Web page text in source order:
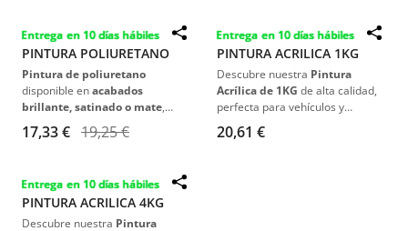
combinación con Barniz LACA
ANTISCRATCH HSpara un brillo
excepcional.
acabados: brillante, satinado y
mate. Ideal para aplicaciones
industriales y automotrices.
Destacado
Entrega en 10 días hábiles
PINTURA POLIURETANO
Pintura de poliuretano
disponible enacabados
brillante, satinado o mate,
perfecta para uso industrial y
automotriz, resiste agentes
resultados óptimos, es esencial
utilizar nuestra pintura siguiendo
una mezcla precisa:combina 4
17,33 € 19,25 €
Destacado
Entrega en 10 días hábiles
PINTURA ACRILICA 1KG
Descubre nuestra Pintura
Acrílica de 1KG de alta calidad,
perfecta para vehículos y
carrocerías industriales. Con una
fórmula avanzada de
20,61 €
Entrega en 10 días hábiles
PINTURA ACRILICA 4KG
Descubre nuestra Pintura